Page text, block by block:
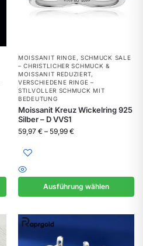
MOISSANIT RINGE, SCHMUCK SALE
– CHRISTLICHER SCHMUCK &
MOISSANIT REDUZIERT,
VERSCHIEDENE RINGE –
STILVOLLER SCHMUCK MIT
BEDEUTUNG
Moissanit Kreuz Wickelring 925
Silber – D VVS1
59,97 € – 59,99 €
Ausführung wählen